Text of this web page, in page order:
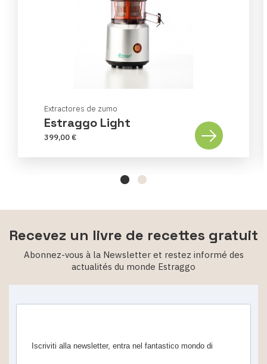
Extractores de zumo
Estraggo Light
399,00 €
Recevez un livre de recettes gratuit
Abonnez-vous à la Newsletter et restez informé des
actualités du monde Estraggo
Iscriviti alla newsletter, entra nel fantastico mondo di